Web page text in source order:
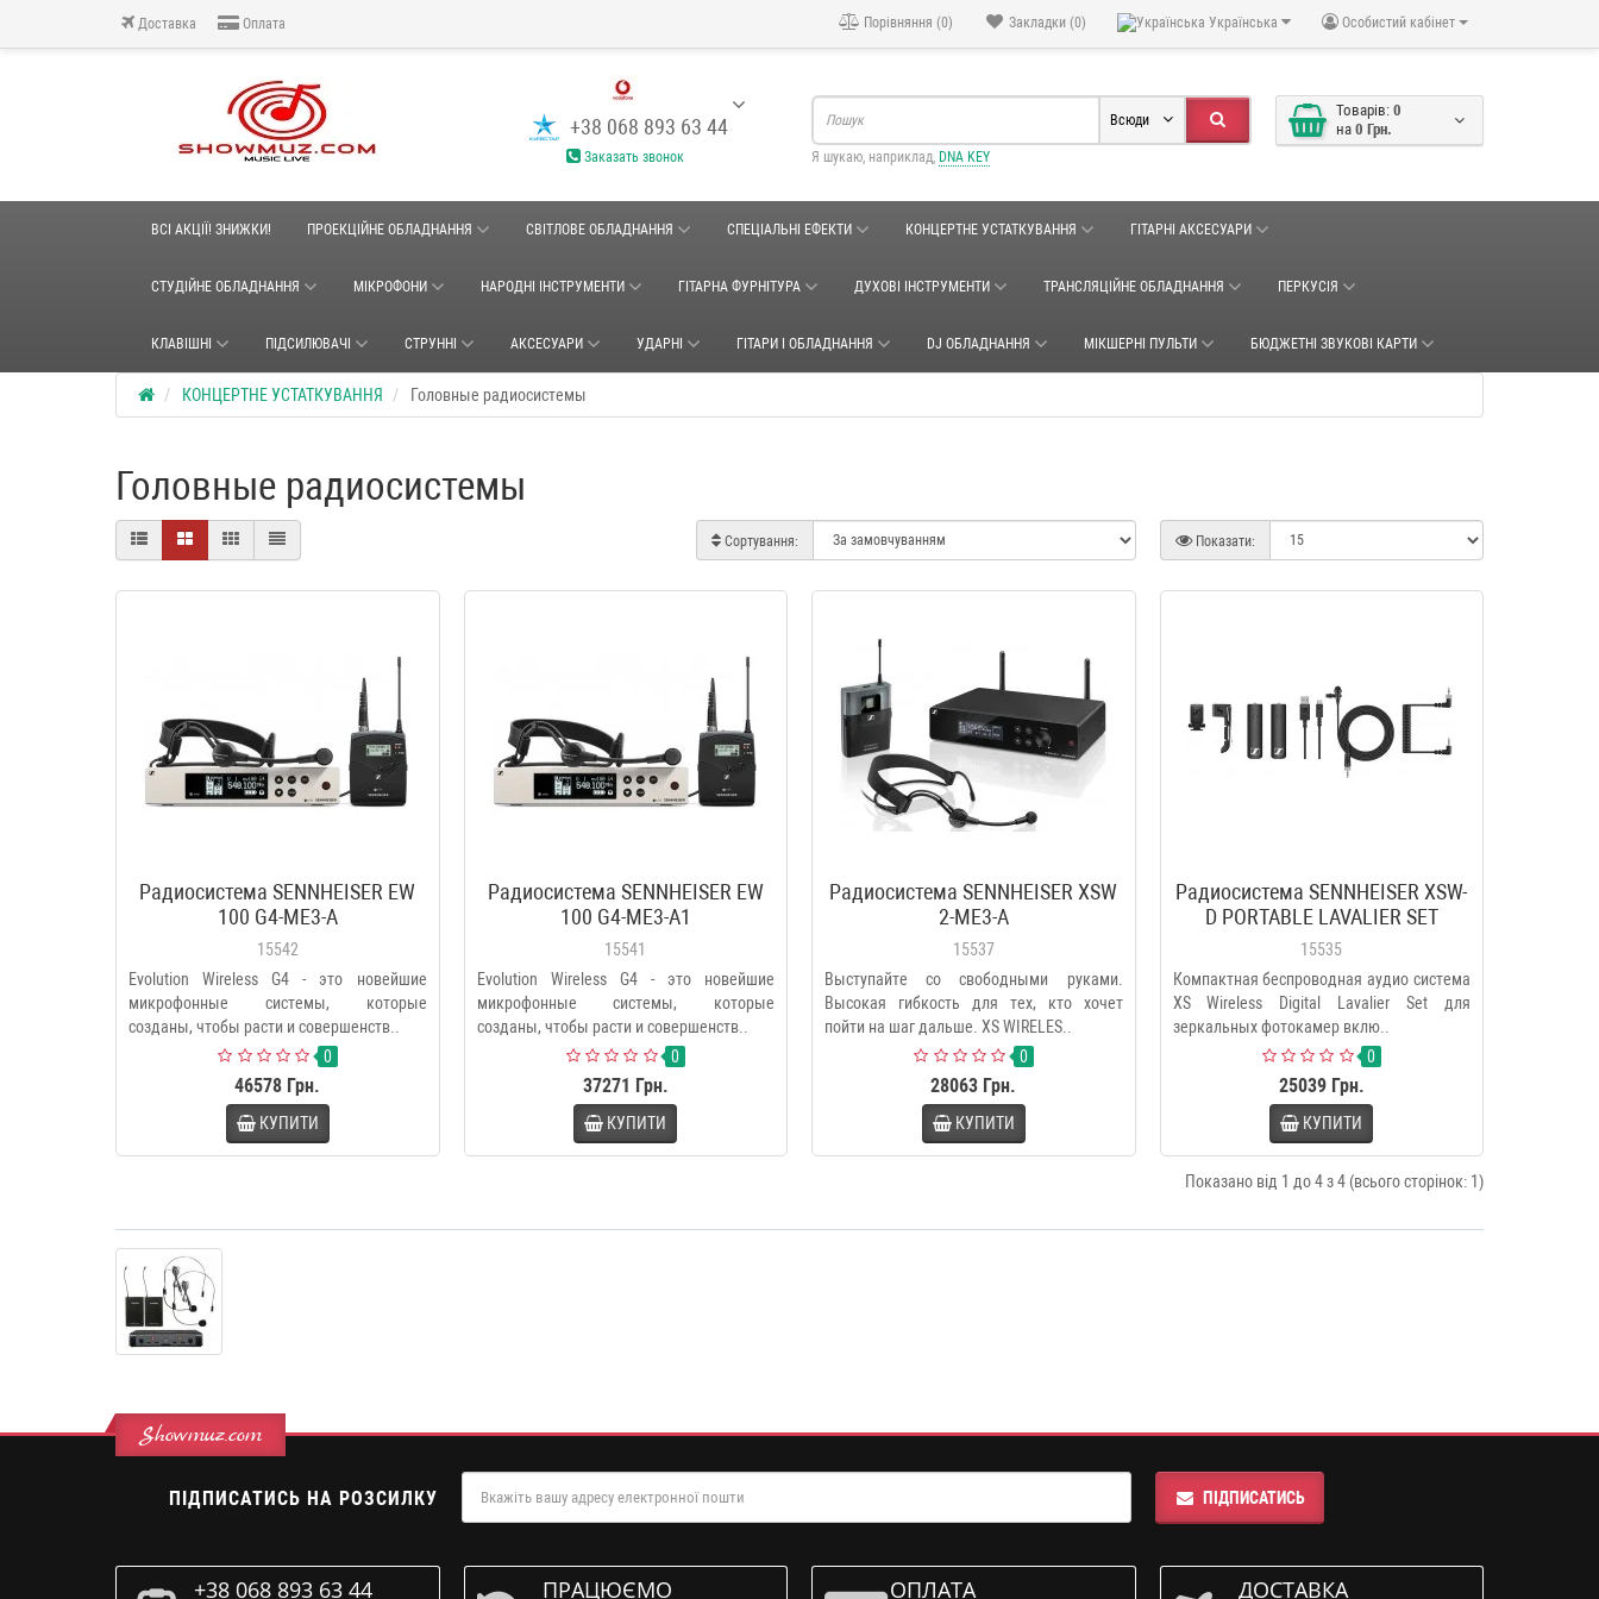
Доставка Оплата Особистий кабінет
Українська
Закладки (0)
Порівняння (0)
+38 068 893 63 44
Заказать звонок
Товарів: 0
на 0 Грн.
Всюди
Я шукаю, наприклад, DNA KEY
ВСІ АКЦІЇ! ЗНИЖКИ! ПРОЕКЦІЙНЕ ОБЛАДНАННЯ СВІТЛОВЕ ОБЛАДНАННЯ СПЕЦІАЛЬНІ ЕФЕКТИ КОНЦЕРТНЕ УСТАТКУВАННЯ ГІТАРНІ АКСЕСУАРИ
СТУДІЙНЕ ОБЛАДНАННЯ МІКРОФОНИ НАРОДНІ ІНСТРУМЕНТИ ГІТАРНА ФУРНІТУРА ДУХОВІ ІНСТРУМЕНТИ ТРАНСЛЯЦІЙНЕ ОБЛАДНАННЯ ПЕРКУСІЯ
КЛАВІШНІ ПІДСИЛЮВАЧІ СТРУННІ АКСЕСУАРИ УДАРНІ ГІТАРИ І ОБЛАДНАННЯ DJ ОБЛАДНАННЯ МІКШЕРНІ ПУЛЬТИ БЮДЖЕТНІ ЗВУКОВІ КАРТИ
КОНЦЕРТНЕ УСТАТКУВАННЯ Головные радиосистемы
Головные радиосистемы
Сортування: Показати:
Радиосистема SENNHEISER EW
100 G4-ME3-A
15542
Evolution Wireless G4 - это новейшие
микрофонные системы, которые
созданы, чтобы расти и совершенств..
0
46578 Грн.
КУПИТИ
Радиосистема SENNHEISER EW
100 G4-ME3-A1
15541
Evolution Wireless G4 - это новейшие
микрофонные системы, которые
созданы, чтобы расти и совершенств..
0
37271 Грн.
КУПИТИ
Радиосистема SENNHEISER XSW
2-ME3-A
15537
Выступайте со свободными руками.
Высокая гибкость для тех, кто хочет
пойти на шаг дальше. XS WIRELES..
0
28063 Грн.
КУПИТИ
Радиосистема SENNHEISER XSW-
D PORTABLE LAVALIER SET
15535
Компактная беспроводная аудио система
XS Wireless Digital Lavalier Set для
зеркальных фотокамер вклю..
0
25039 Грн.
КУПИТИ
Показано від 1 до 4 з 4 (всього сторінок: 1)
Showmuz.com
ПІДПИСАТИСЬ НА РОЗСИЛКУ ПІДПИСАТИСЬ
+38 068 893 63 44 ПРАЦЮЄМО ОПЛАТА ДОСТАВКА